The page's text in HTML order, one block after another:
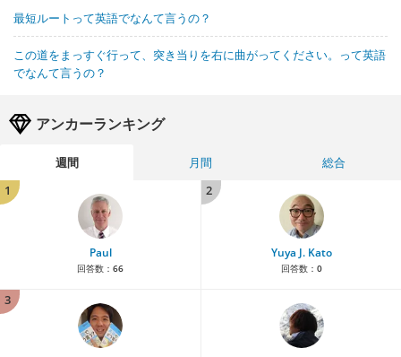
最短ルートって英語でなんて言うの？
この道をまっすぐ行って、突き当りを右に曲がってください。って英語
でなんて言うの？
アンカーランキング
週間 月間
総合
1
Paul
回答数： 66
2
Yuya J. Kato
回答数： 0
3